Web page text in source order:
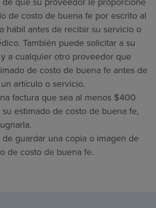
de costo de buena fe por escrito al
hábil antes de recibir su servicio o
También puede solicitar a su
a cualquier otro proveedor que
de costo de buena fe antes de
artículo o servicio.
factura que sea al menos $400
estimado de costo de buena fe,
guardar una copia o imagen de
de costo de buena fe.